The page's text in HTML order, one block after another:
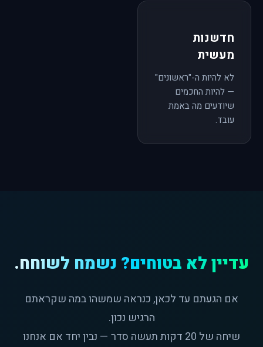
חדשנות
מעשית
לא להיות ה-"ראשונים"
— להיות החכמים
שיודעים מה באמת
עובד.
עדיין לא בטוחים? נשמח לשוחח.
אם הגעתם עד לכאן, כנראה שמשהו במה שקראתם
הרגיש נכון.
שיחה של 20 דקות תעשה סדר — נבין יחד אם אנחנו